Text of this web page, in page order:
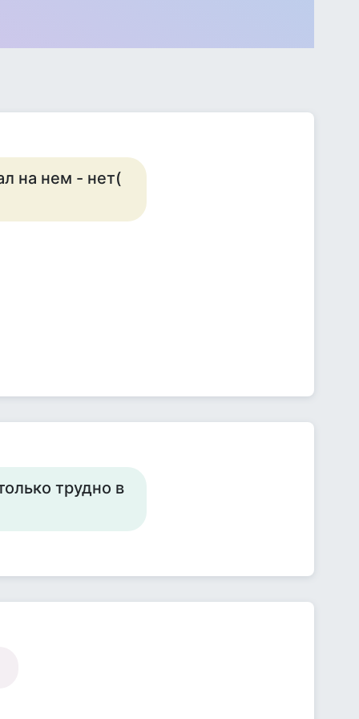
на нем - нет(
трудно в